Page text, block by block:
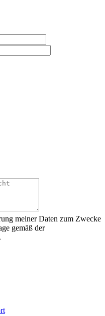
meiner Daten zum Zwecke
gemäß der